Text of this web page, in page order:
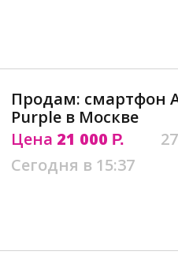
Продам: смартфон
Purple в Москве
Цена 21 000 Р.
Сегодня в 15:37